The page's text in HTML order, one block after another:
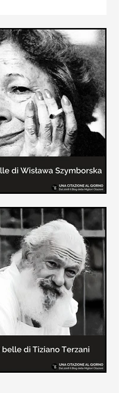
belle delle poesie di
sono raccolte le
brevi tratte dalle poesie
Szymborska sull'amore e